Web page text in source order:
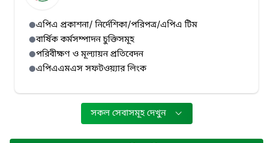
এপিএ প্রকাশনা/ নির্দেশিকা/পরিপত্র/এপিএ টিম
বার্ষিক কর্মসম্পাদন চুক্তিসমূহ
পরিবীক্ষণ ও মূল্যায়ন প্রতিবেদন
এপিএএমএস সফটওয়্যার লিংক
সকল সেবাসমূহ দেখুন